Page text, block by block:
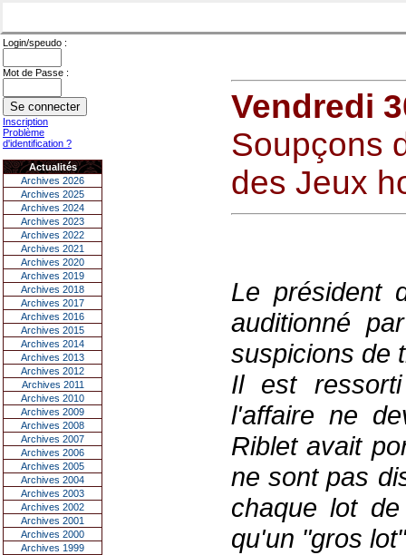
Login/speudo :
Mot de Passe :
Inscription
Problème
d'identification ?
Actualités
Archives 2026
Archives 2025
Archives 2024
Archives 2023
Archives 2022
Archives 2021
Archives 2020
Archives 2019
Archives 2018
Archives 2017
Archives 2016
Archives 2015
Archives 2014
Archives 2013
Archives 2012
Archives 2011
Archives 2010
Archives 2009
Archives 2008
Archives 2007
Archives 2006
Archives 2005
Archives 2004
Archives 2003
Archives 2002
Archives 2001
Archives 2000
Archives 1999
Vendredi
Soupçons
des Jeux
Le président
auditionné
suspicions de
Il est
l'affaire ne
Riblet avait
ne sont pas
chaque lot
qu'un "gros